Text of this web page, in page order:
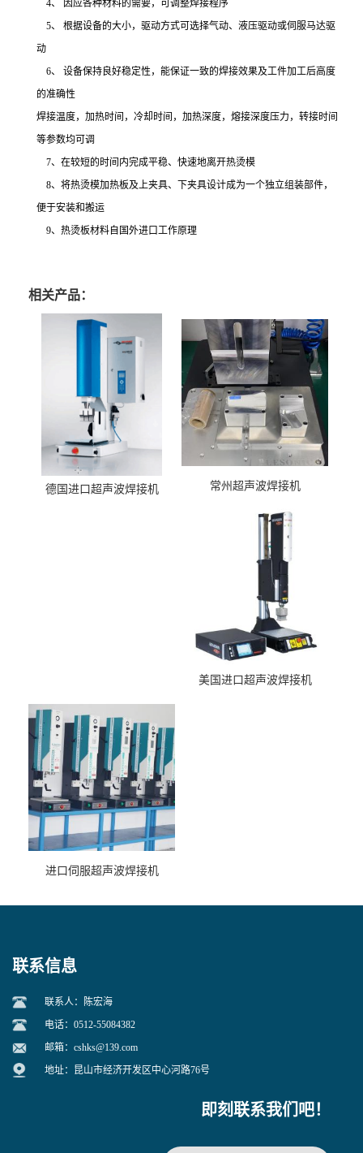
4、 因应各种材料的需要，可调整焊接程序
5、 根据设备的大小，驱动方式可选择气动、液压驱动或伺服马达驱
动
6、 设备保持良好稳定性，能保证一致的焊接效果及工件加工后高度
的准确性
焊接温度，加热时间，冷却时间，加热深度，熔接深度压力，转接时间
等参数均可调
7、在较短的时间内完成平稳、快速地离开热烫模
8、将热烫模加热板及上夹具、下夹具设计成为一个独立组装部件，
便于安装和搬运
9、热烫板材料自国外进口工作原理
相关产品：
德国进口超声波焊接机 常州超声波焊接机
美国进口超声波焊接机
进口伺服超声波焊接机
联系信息
联系人：陈宏海
电话：0512-55084382
邮箱： cshks@139.com
地址：昆山市经济开发区中心河路76号
即刻联系我们吧！